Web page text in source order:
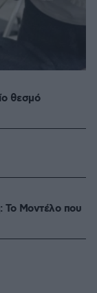
θεσμό
Το Mοντέλο που